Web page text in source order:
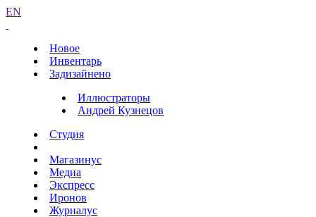
EN
Новое
Инвентарь
Задизайнено
Иллюстраторы
Андрей Кузнецов
Студия
Магазинус
Медиа
Экспресс
Иронов
Журналус